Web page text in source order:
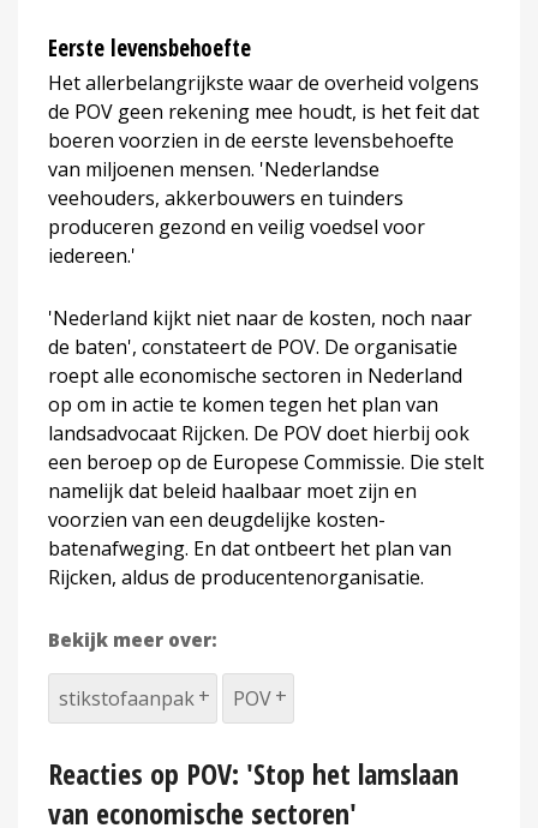
Eerste levensbehoefte
Het allerbelangrijkste waar de overheid volgens
de POV geen rekening mee houdt, is het feit dat
boeren voorzien in de eerste levensbehoefte
van miljoenen mensen. 'Nederlandse
veehouders, akkerbouwers en tuinders
produceren gezond en veilig voedsel voor
iedereen.'
'Nederland kijkt niet naar de kosten, noch naar
de baten', constateert de POV. De organisatie
roept alle economische sectoren in Nederland
op om in actie te komen tegen het plan van
landsadvocaat Rijcken. De POV doet hierbij ook
een beroep op de Europese Commissie. Die stelt
namelijk dat beleid haalbaar moet zijn en
voorzien van een deugdelijke kosten-
batenafweging. En dat ontbeert het plan van
Rijcken, aldus de producentenorganisatie.
Bekijk meer over:
stikstofaanpak POV
Reacties op POV: 'Stop het lamslaan
van economische sectoren'